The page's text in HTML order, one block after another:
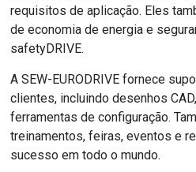
requisitos de aplicação. Eles
de economia de energia e
safetyDRIVE.
A SEW-EURODRIVE fornece
clientes, incluindo desenhos
ferramentas de configuração.
treinamentos, feiras, eventos e
sucesso em todo o mundo.